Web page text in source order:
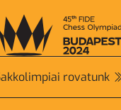
rovatunk